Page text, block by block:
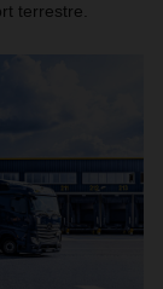
terrestre.